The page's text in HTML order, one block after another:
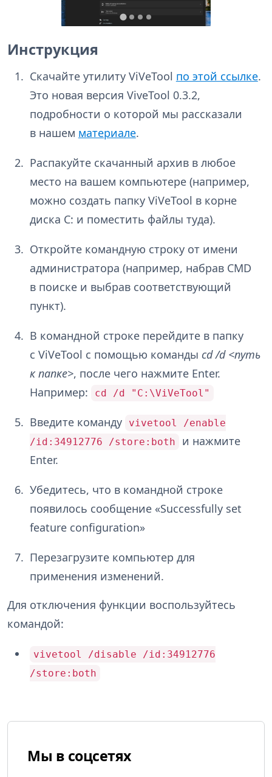
Инструкция
Скачайте утилиту ViVeTool по этой ссылке.
Это новая версия ViveTool 0.3.2,
подробности о которой мы рассказали
в нашем материале.
Распакуйте скачанный архив в любое
место на вашем компьютере (например,
можно создать папку ViVeTool в корне
диска C: и поместить файлы туда).
Откройте командную строку от имени
администратора (например, набрав CMD
в поиске и выбрав соответствующий
пункт).
В командной строке перейдите в папку
с ViVeTool с помощью команды cd /d <путь
к папке>, после чего нажмите Enter.
Например:
cd /d "C:\ViVeTool"
Введите команду
vivetool /enable
/id:34912776 /store:both
и нажмите
Enter.
Убедитесь, что в командной строке
появилось сообщение «Successfully set
feature configuration»
Перезагрузите компьютер для
применения изменений.
Для отключения функции воспользуйтесь
командой:
vivetool /disable /id:34912776
/store:both
Мы в соцсетях